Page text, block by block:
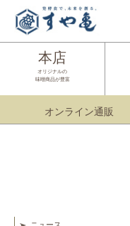
本店
オリジナルの
味噌商品が豊富
オンライン通販